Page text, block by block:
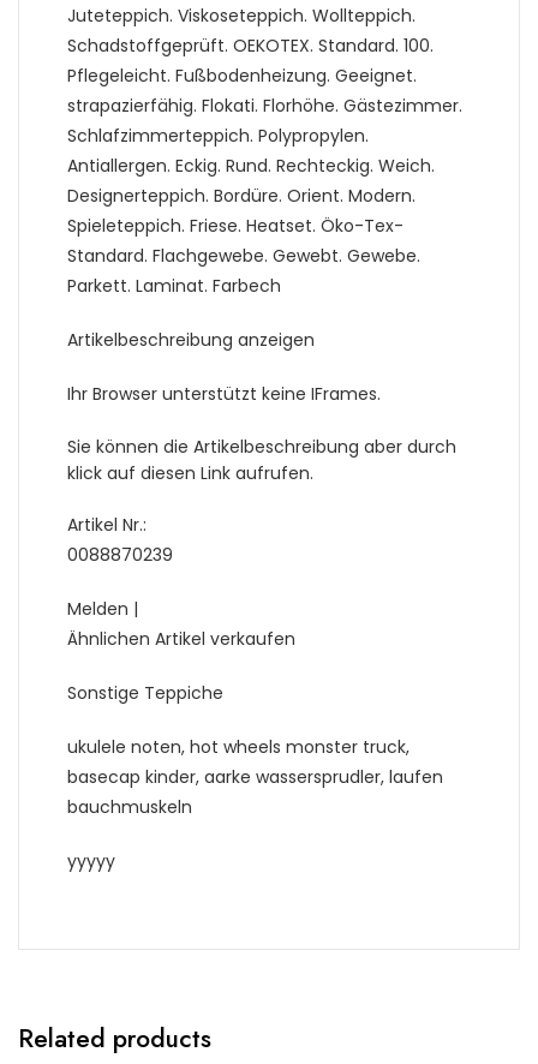
Juteteppich. Viskoseteppich. Wollteppich.
Schadstoffgeprüft. OEKOTEX. Standard. 100.
Pflegeleicht. Fußbodenheizung. Geeignet.
strapazierfähig. Flokati. Florhöhe. Gästezimmer.
Schlafzimmerteppich. Polypropylen.
Antiallergen. Eckig. Rund. Rechteckig. Weich.
Designerteppich. Bordüre. Orient. Modern.
Spieleteppich. Friese. Heatset. Öko-Tex-
Standard. Flachgewebe. Gewebt. Gewebe.
Parkett. Laminat. Farbech
Artikelbeschreibung anzeigen
Ihr Browser unterstützt keine IFrames.
Sie können die Artikelbeschreibung aber durch
klick auf diesen Link aufrufen.
Artikel Nr.:
0088870239
Melden |
Ähnlichen Artikel verkaufen
Sonstige Teppiche
ukulele noten, hot wheels monster truck,
basecap kinder, aarke wassersprudler, laufen
bauchmuskeln
yyyyy
Related products